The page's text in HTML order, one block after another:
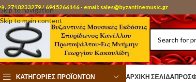
Skip to navigation
Skip to main content
2710233279 / 6945266146 - email: sales@byzantinemusic.gr
ΚΑΤΗΓΟΡΊΕΣ ΠΡΟΪΌΝΤΩΝ ΑΡΧΙΚΉ ΣΕΛΊΔΑ